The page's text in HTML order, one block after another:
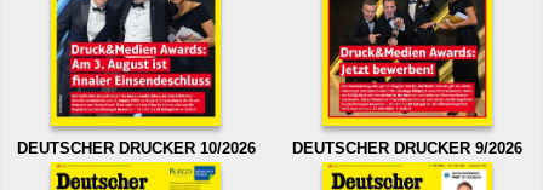
DEUTSCHER DRUCKER 10/2026 DEUTSCHER DRUCKER 9/2026